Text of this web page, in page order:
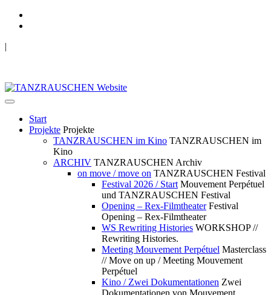
|
Start
Projekte Projekte
TANZRAUSCHEN im Kino TANZRAUSCHEN im
Kino
ARCHIV TANZRAUSCHEN Archiv
on move / move on TANZRAUSCHEN Festival
Festival 2026 / Start Mouvement Perpétuel
und TANZRAUSCHEN Festival
Opening – Rex-Filmtheater Festival
Opening – Rex-Filmtheater
WS Rewriting Histories WORKSHOP //
Rewriting Histories.
Meeting Mouvement Perpétuel Masterclass
// Move on up / Meeting Mouvement
Perpétuel
Kino / Zwei Dokumentationen Zwei
Dokumentationen von Mouvement